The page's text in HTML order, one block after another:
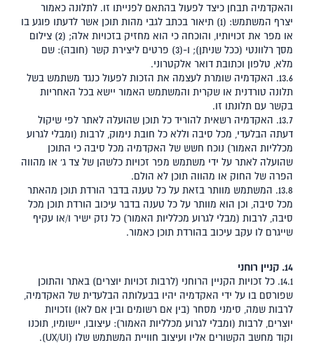
והאקדמיה תבחן כיצד לפעול בהתאם לפנייתו זו. לתלונה כאמור
יצרף המשתמש: (1) תיאור בכתב לגבי מהות תוכן אשר לדעתו פוגע בו
או מפר את זכויותיו, והוכחה כי הוא מחזיק בזכויות אלה; (2) צילום
מסך רלוונטי (ככל שניתן); ו-(3) פרטים ליצירת קשר (חובה): שם
מלא, טלפון וכתובת דואר אלקטרוני.
13.6. האקדמיה שומרת לעצמה את הזכות לפעול כנגד משתמש בשל
תלונה טורדנית או שקרית והמשתמש האמור יישא בכל האחריות
בקשר עם תלונתו זו.
13.7. האקדמיה רשאית להוריד כל תוכן שהועלה לאתר לפי שיקול
דעתה הבלעדי, מכל סיבה וללא כל חובת נימוק, לרבות (ומבלי לגרוע
מכלליות האמור) נוכח חשש של האקדמיה מכל סיבה כי התוכן
שהועלה לאתר על ידי משתמש מפר זכויות כלשהן של צד ג' או מהווה
הפרה של החוק או מהווה תוכן לא הולם.
13.8. המשתמש מוותר בזאת על כל טענה בדבר הורדת תוכן מהאתר
מכל סיבה, וכן הוא מוותר על כל טענה בדבר עיכוב הורדת תוכן מכל
סיבה, לרבות (מבלי לגרוע מכלליות האמור) כל נזק ישיר ו/או עקיף
שייגרם לו עקב עיכוב בהורדת תוכן כאמור.
14. קניין רוחני
14.1. כל זכויות הקניין הרוחני (לרבות זכויות יוצרים) באתר והתוכן
שפורסם בו על ידי האקדמיה יהיו בבעלותה הבלעדית של האקדמיה,
לרבות שמה, סימני מסחר (בין אם רשומים ובין אם לאו) וזכויות
יוצרים, לרבות (ומבלי לגרוע מכלליות האמור): עיצובו, יישומיו, תוכנו
וקוד מחשב הקשורים אליו ועיצוב חוויית המשתמש שלו (UX/UI).